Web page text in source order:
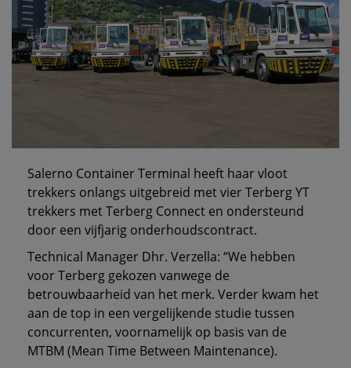
Salerno Container Terminal heeft haar vloot
trekkers onlangs uitgebreid met vier Terberg YT
trekkers met Terberg Connect en ondersteund
door een vijfjarig onderhoudscontract.
Technical Manager Dhr. Verzella: “We hebben
voor Terberg gekozen vanwege de
betrouwbaarheid van het merk. Verder kwam het
aan de top in een vergelijkende studie tussen
concurrenten, voornamelijk op basis van de
MTBM (Mean Time Between Maintenance).